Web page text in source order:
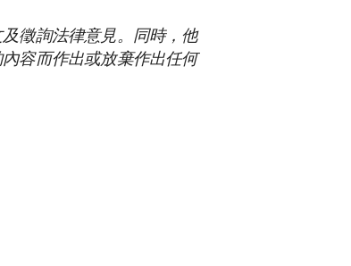
徵詢法律意見。同時，他
容而作出或放棄作出任何